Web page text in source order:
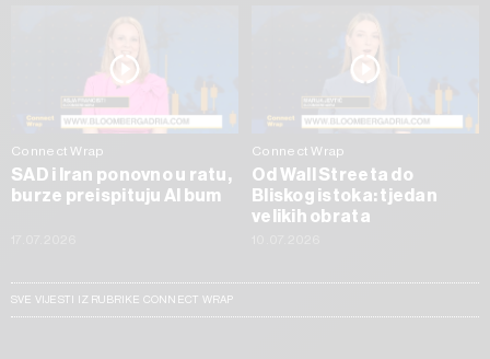
Connect Wrap
SAD i Iran ponovno u ratu,
burze preispituju AI bum
Connect Wrap
Od Wall Streeta do
Bliskog istoka: tjedan
velikih obrata
SVE VIJESTI IZ RUBRIKE CONNECT WRAP